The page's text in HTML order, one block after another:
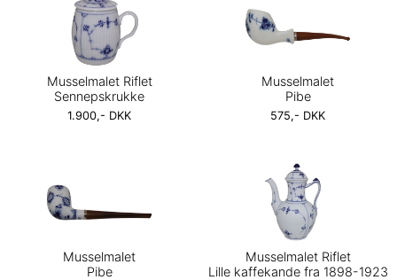
Musselmalet Riflet
Sennepskrukke
1.900,- DKK
Musselmalet
Pibe
575,- DKK
Musselmalet
Pibe
Musselmalet Riflet
Lille kaffekande fra 1898-1923